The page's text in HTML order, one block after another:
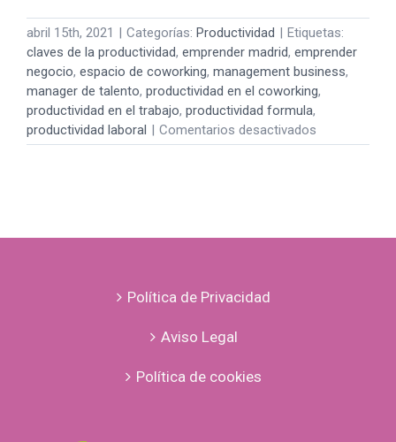
abril 15th, 2021 Categorías: Productividad
Etiquetas:
claves de la productividad, emprender madrid, emprender
negocio, espacio de coworking, management business,
manager de talento, productividad en el coworking,
productividad en el trabajo, productividad formula,
productividad laboral
Comentarios desactivados
CÓMO
Política de Privacidad
Aviso Legal
Política de cookies